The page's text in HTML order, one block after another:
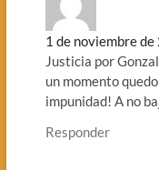
1 de noviembre
Justicia por
un momento
impunidad! A no
Responder